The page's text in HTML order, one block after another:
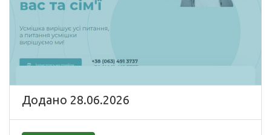
Додано 28.06.2026